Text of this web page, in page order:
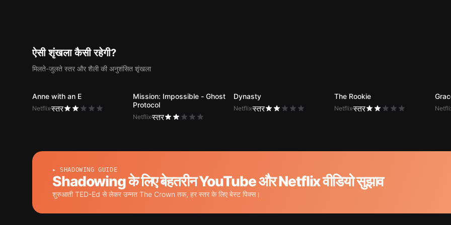
ऐसी शृंखला कैसी रहेगी?
मिलते-जुलते स्तर और शैली की अनुशंसित शृंखला
Anne with an E
Netflixस्तर
Mission: Impossible - Ghost
Protocol
Netflixस्तर
Dynasty
Netflixस्तर
The Rookie
Netflixस्तर
▸ SHADOWING GUIDE
Shadowing के लिए बेहतरीन YouTube और Netflix वीडियो सुझाव
शुरुआती TED-Ed से लेकर उन्नत The Crown तक, हर स्तर के लिए बेस्ट पिक्स।